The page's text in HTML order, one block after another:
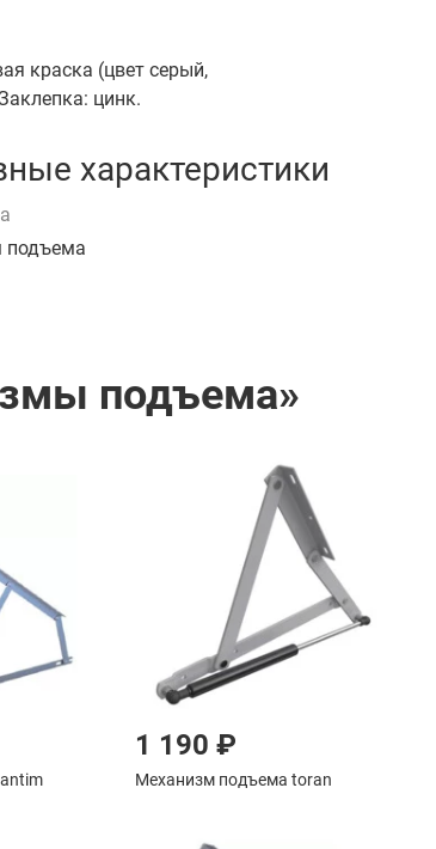
краска (цвет серый,
цинк.
характеристики
подъема
подъема»
1 190 ₽
Механизм подъема toran